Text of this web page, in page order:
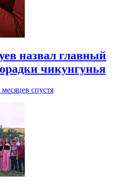
назвал главный
чикунгунья
месяцев спустя